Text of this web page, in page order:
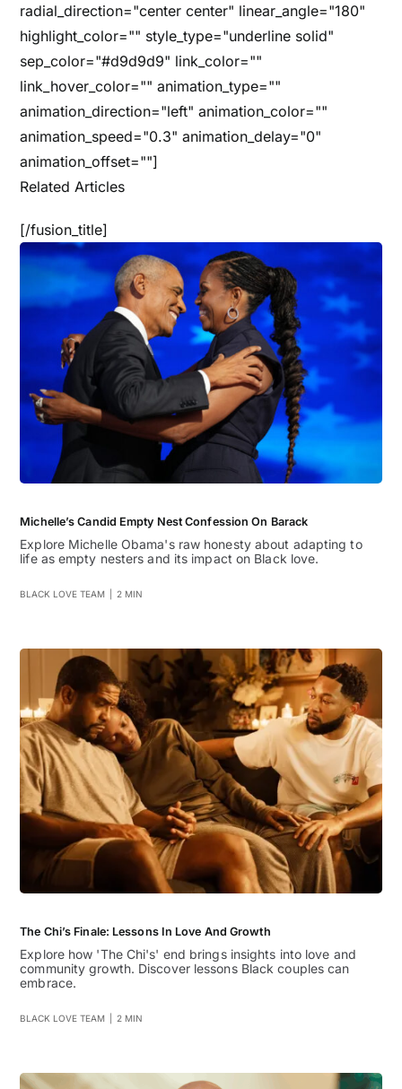
radial_direction="center center" linear_angle="180"
highlight_color="" style_type="underline solid"
sep_color="#d9d9d9" link_color=""
link_hover_color="" animation_type=""
animation_direction="left" animation_color=""
animation_speed="0.3" animation_delay="0"
animation_offset=""]
Related Articles
[/fusion_title]
Michelle’s Candid Empty Nest Confession On Barack
Explore Michelle Obama's raw honesty about adapting to
life as empty nesters and its impact on Black love.
BLACK LOVE TEAM 2 MIN
The Chi’s Finale: Lessons In Love And Growth
Explore how 'The Chi's' end brings insights into love and
community growth. Discover lessons Black couples can
embrace.
BLACK LOVE TEAM 2 MIN